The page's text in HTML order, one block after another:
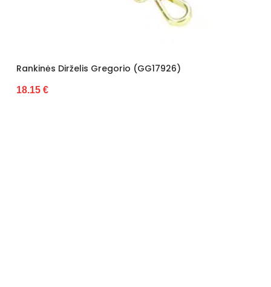
Rankinės Dirželis Gregorio (GG17926)
18.15 €